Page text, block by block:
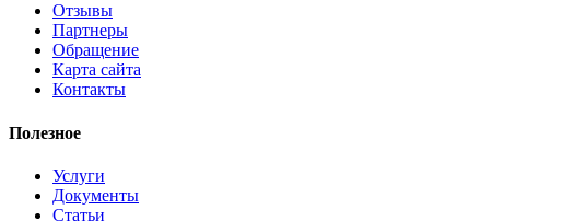
Отзывы
Партнеры
Обращение
Карта сайта
Контакты
Полезное
Услуги
Документы
Статьи